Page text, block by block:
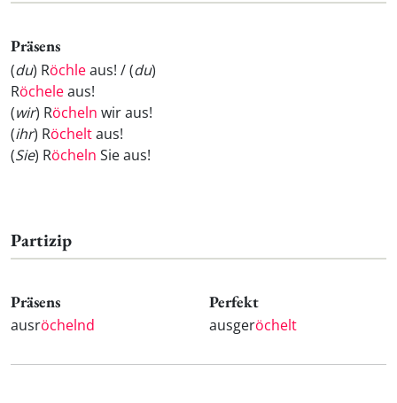
Präsens
(du) Röchleaus! / (du)
Röcheleaus!
(wir) Röcheln wir aus!
(ihr) Röcheltaus!
(Sie) Röcheln Sie aus!
Partizip
Präsens
ausröchelnd
Perfekt
ausgeröchelt